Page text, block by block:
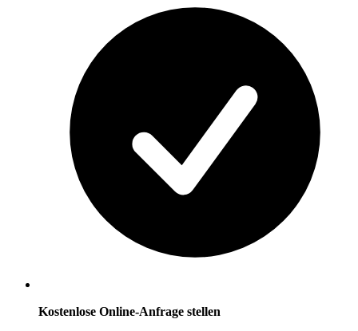
Kostenlose Online-Anfrage stellen